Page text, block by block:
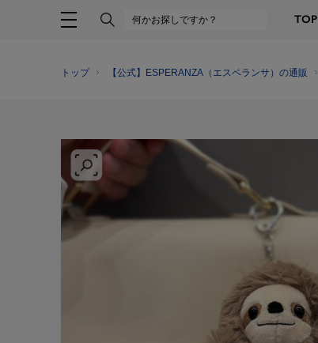
TOP
トップ 【公式】ESPERANZA（エスペランサ）の通販